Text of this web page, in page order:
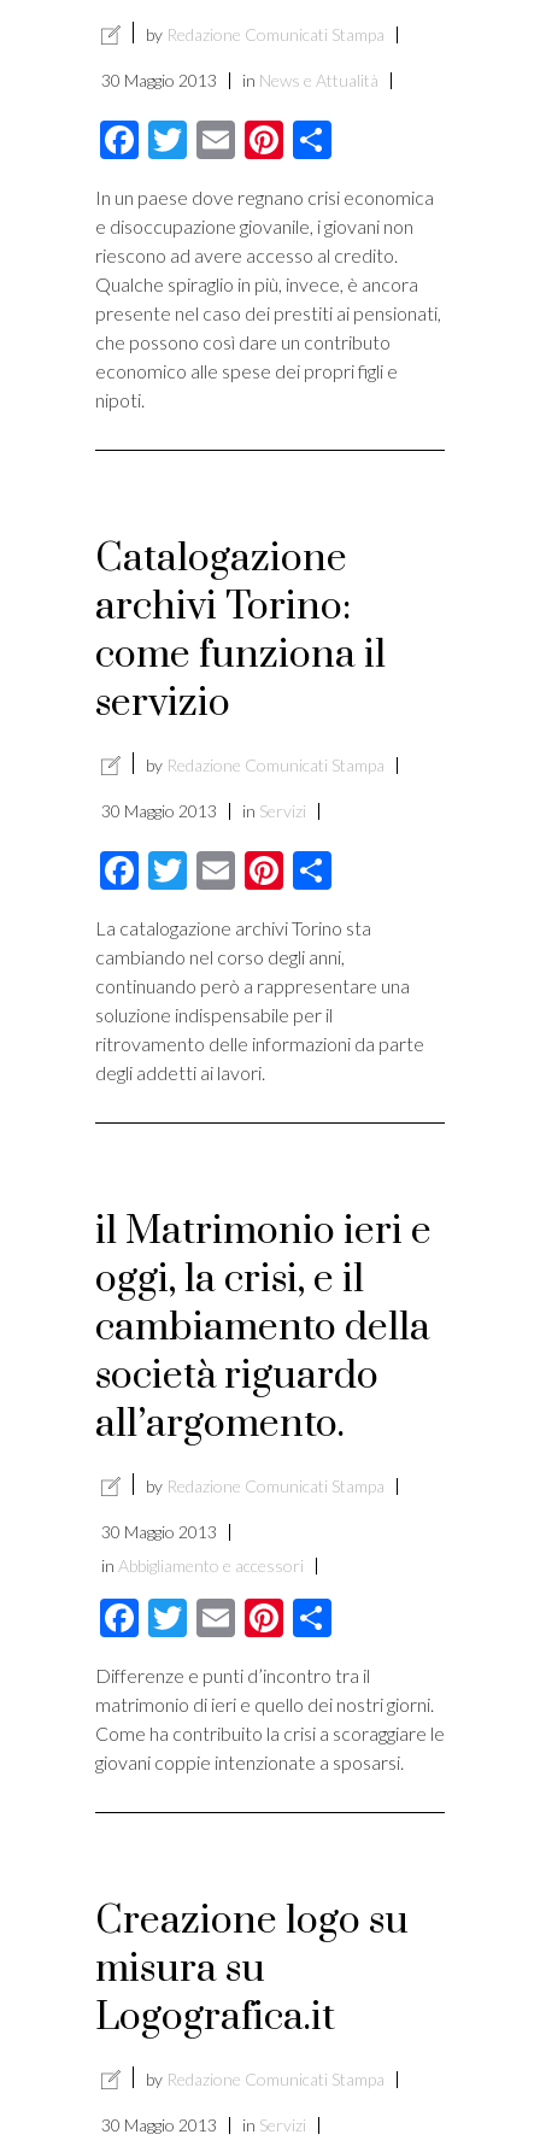
by Redazione Comunicati Stampa
30 Maggio 2013 in News e Attualità
Facebook
Twitter
EmailPinterest
In un paese dove regnano crisi economica
e disoccupazione giovanile, i giovani non
riescono ad avere accesso al credito.
Qualche spiraglio in più, invece, è ancora
presente nel caso dei prestiti ai pensionati,
che possono così dare un contributo
economico alle spese dei propri figli e
nipoti.
Catalogazione
archivi Torino:
come funziona il
servizio
by Redazione Comunicati Stampa
30 Maggio 2013 in Servizi
Facebook
Twitter
EmailPinterest
La catalogazione archivi Torino sta
cambiando nel corso degli anni,
continuando però a rappresentare una
soluzione indispensabile per il
ritrovamento delle informazioni da parte
degli addetti ai lavori.
il Matrimonio ieri e
oggi, la crisi, e il
cambiamento della
società riguardo
all’argomento.
by Redazione Comunicati Stampa
30 Maggio 2013
in Abbigliamento e accessori
Facebook
Twitter
EmailPinterest
Differenze e punti d’incontro tra il
matrimonio di ieri e quello dei nostri giorni.
Come ha contribuito la crisi a scoraggiare le
giovani coppie intenzionate a sposarsi.
Creazione logo su
misura su
Logografica.it
by Redazione Comunicati Stampa
30 Maggio 2013 in Servizi